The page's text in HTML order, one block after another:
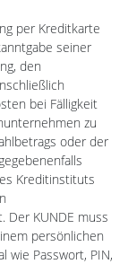
per Kreditkarte
seiner
den
bei Fälligkeit
zu
oder der
Kreditinstituts
Der KUNDE muss
persönlichen
wie Passwort, PIN,